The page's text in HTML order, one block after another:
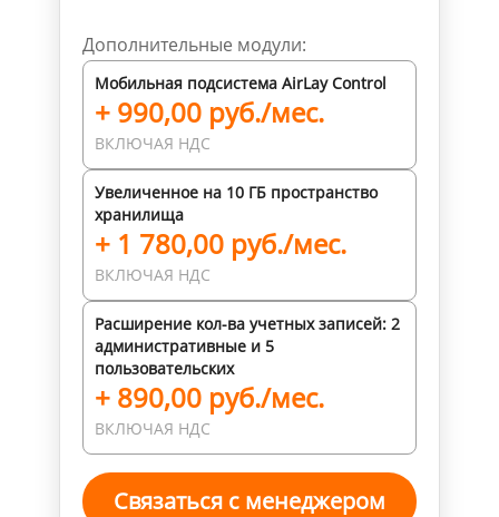
Дополнительные модули:
Мобильная подсистема AirLay Control
+ 990,00 руб./мес.
ВКЛЮЧАЯ НДС
Увеличенное на 10 ГБ пространство
хранилища
+ 1 780,00 руб./мес.
ВКЛЮЧАЯ НДС
Расширение кол-ва учетных записей: 2
административные и 5
пользовательских
+ 890,00 руб./мес.
ВКЛЮЧАЯ НДС
Связаться с менеджером